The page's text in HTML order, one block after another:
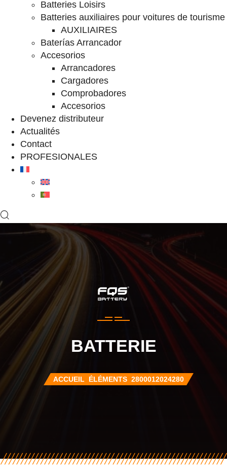
Batteries Loisirs
Batteries auxiliaires pour voitures de tourisme
AUXILIAIRES
Baterías Arrancador
Accesorios
Arrancadores
Cargadores
Comprobadores
Accesorios
Devenez distributeur
Actualités
Contact
PROFESIONALES
BATTERIE
ACCUEIL ÉLÉMENTS 2800012024280